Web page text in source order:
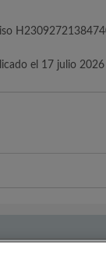
el 17 julio 2026